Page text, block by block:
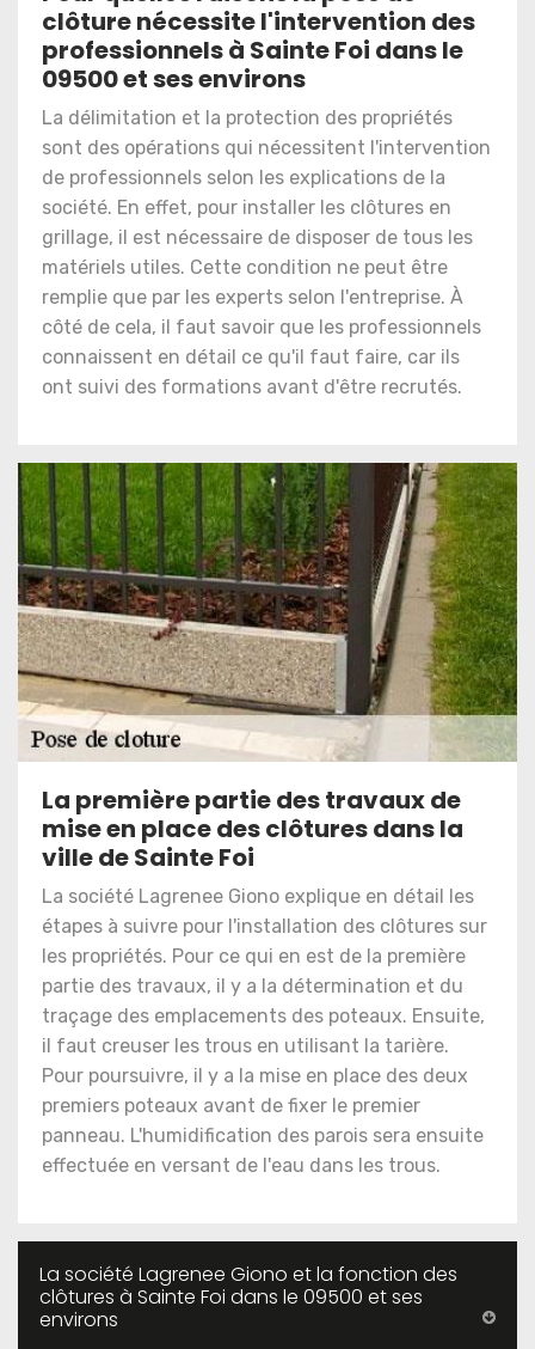
clôture nécessite l'intervention des
professionnels à Sainte Foi dans le
09500 et ses environs
La délimitation et la protection des propriétés
sont des opérations qui nécessitent l'intervention
de professionnels selon les explications de la
société. En effet, pour installer les clôtures en
grillage, il est nécessaire de disposer de tous les
matériels utiles. Cette condition ne peut être
remplie que par les experts selon l'entreprise. À
côté de cela, il faut savoir que les professionnels
connaissent en détail ce qu'il faut faire, car ils
ont suivi des formations avant d'être recrutés.
La première partie des travaux de
mise en place des clôtures dans la
ville de Sainte Foi
La société Lagrenee Giono explique en détail les
étapes à suivre pour l'installation des clôtures sur
les propriétés. Pour ce qui en est de la première
partie des travaux, il y a la détermination et du
traçage des emplacements des poteaux. Ensuite,
il faut creuser les trous en utilisant la tarière.
Pour poursuivre, il y a la mise en place des deux
premiers poteaux avant de fixer le premier
panneau. L'humidification des parois sera ensuite
effectuée en versant de l'eau dans les trous.
La société Lagrenee Giono et la fonction des
clôtures à Sainte Foi dans le 09500 et ses
environs